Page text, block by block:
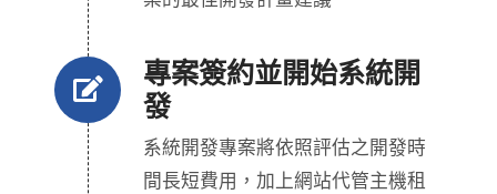
專案簽約並開始系統開
發
系統開發專案將依照評估之開發時
間長短費用，加上網站代管主機租